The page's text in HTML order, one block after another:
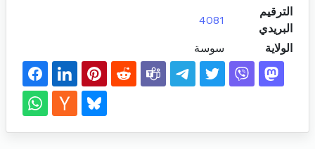
الترقيم
البريدي
4081
الولاية سوسة